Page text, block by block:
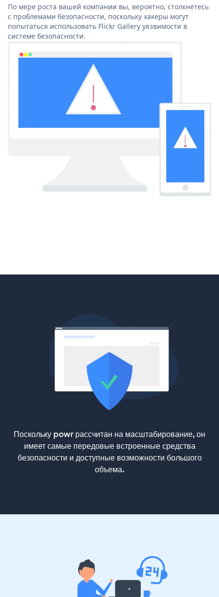
По мере роста вашей компании вы, вероятно, столкнетесь
с проблемами безопасности, поскольку хакеры могут
попытаться использовать Flickr Gallery уязвимости в
системе безопасности.
Поскольку powr рассчитан на масштабирование, он
имеет самые передовые встроенные средства
безопасности и доступные возможности большого
объема.